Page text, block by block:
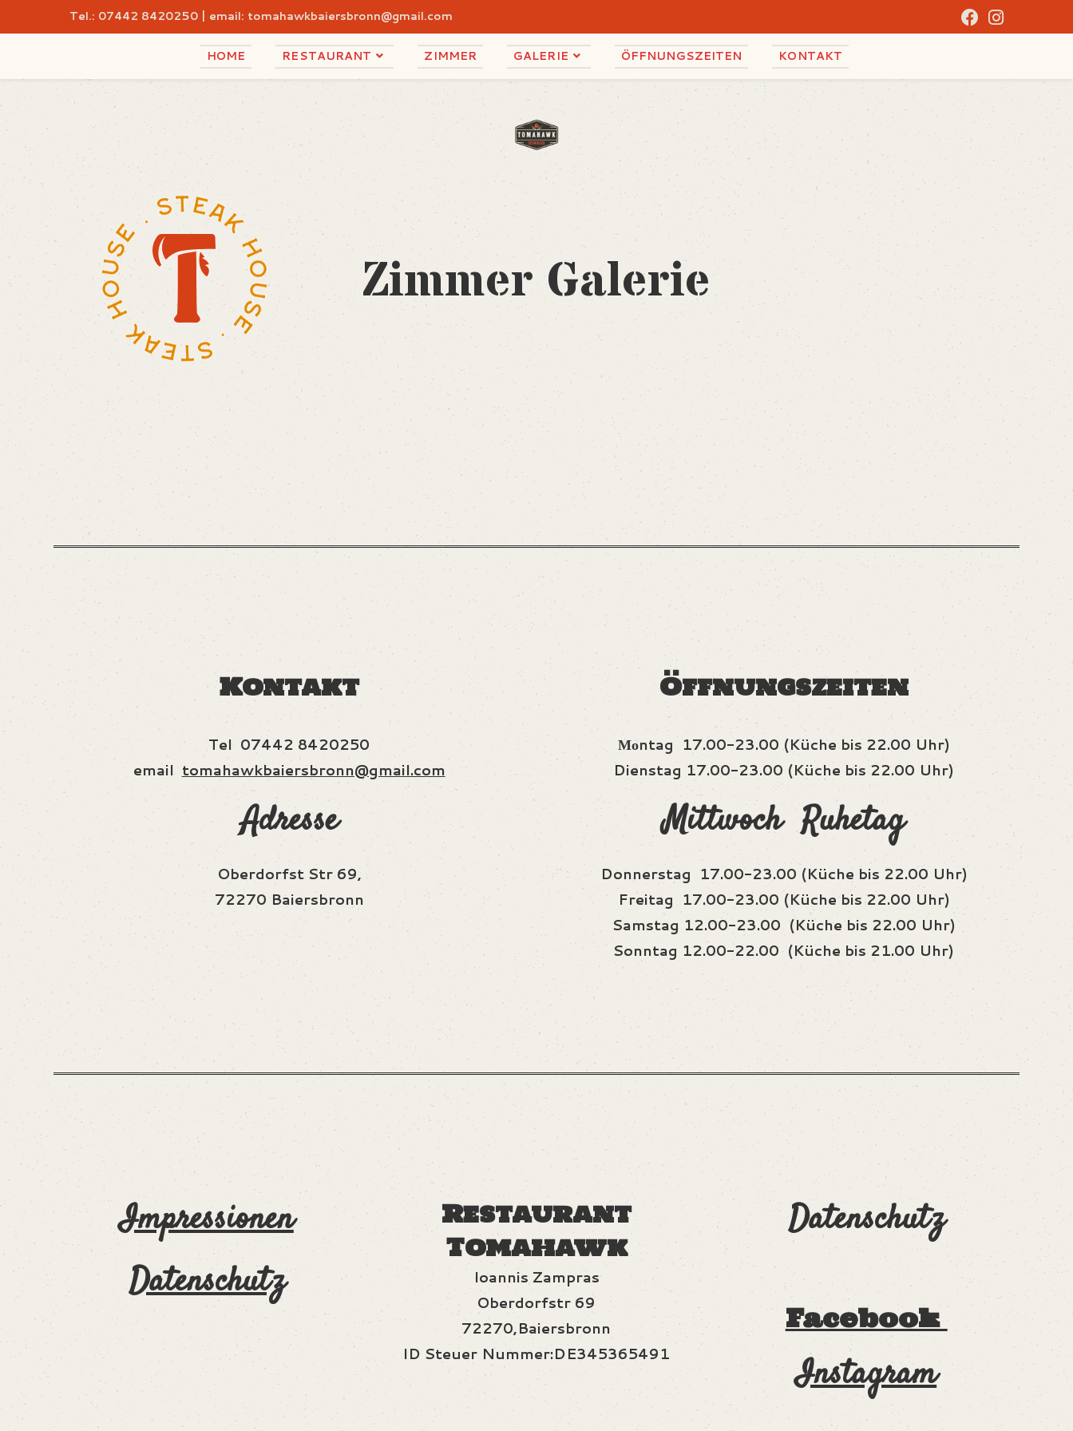
Tel.: 07442 8420250 | email: tomahawkbaiersbronn@gmail.com
HOME RESTAURANT ZIMMER GALERIE ÖFFNUNGSZEITEN KONTAKT
Zimmer Galerie
Kontakt
Tel 07442 8420250
email tomahawkbaiersbronn@gmail.com
Adresse
Oberdorfst Str 69,
72270 Baiersbronn
Öffnungszeiten
Μοntag 17.00-23.00 (Küche bis 22.00 Uhr)
Dienstag 17.00-23.00 (Küche bis 22.00 Uhr)
Mittwoch Ruhetag
Donnerstag 17.00-23.00 (Küche bis 22.00 Uhr)
Freitag 17.00-23.00 (Küche bis 22.00 Uhr)
Samstag 12.00-23.00 (Küche bis 22.00 Uhr)
Sonntag 12.00-22.00 (Küche bis 21.00 Uhr)
Impressionen
Datenschutz
Restaurant
Tomahawk
Ioannis Zampras
Oberdorfstr 69
72270,Baiersbronn
ID Steuer Nummer:DE345365491
Datenschutz
Facebook
Instagram